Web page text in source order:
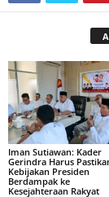
Iman Sutiawan: Kader
Gerindra Harus
Kebijakan Presiden
Berdampak ke
Kesejahteraan Rakyat